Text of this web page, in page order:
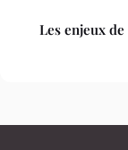
Les enjeux